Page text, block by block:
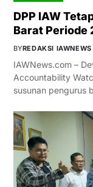
DPP IAW
Barat Periode
BYREDAKSI IAWNEWS
IAWNews.com –
Accountability
susunan pengurus